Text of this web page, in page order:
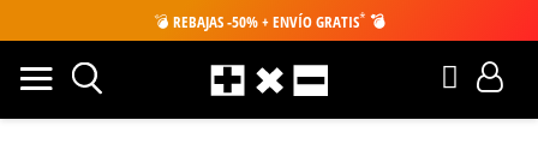
💣 REBAJAS -50% + ENVÍO GRATIS* 💣